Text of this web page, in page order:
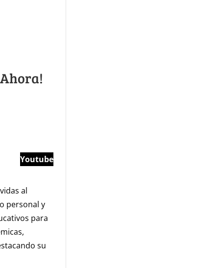
Youtube
al
personal y
para
su